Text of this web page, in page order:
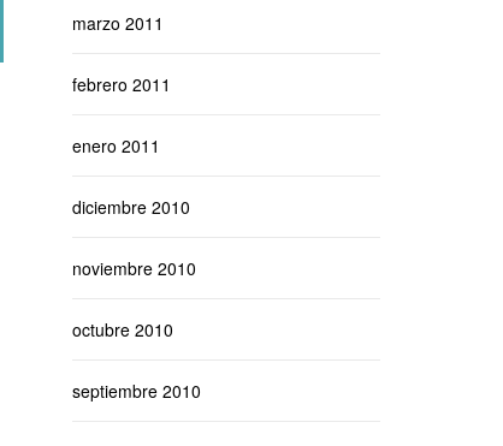
marzo 2011
febrero 2011
enero 2011
diciembre 2010
noviembre 2010
octubre 2010
septiembre 2010